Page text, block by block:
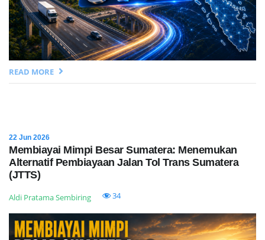
READ MORE
22 Jun 2026
Membiayai Mimpi Besar Sumatera: Menemukan
Alternatif Pembiayaan Jalan Tol Trans Sumatera
(JTTS)
Aldi Pratama Sembiring 34